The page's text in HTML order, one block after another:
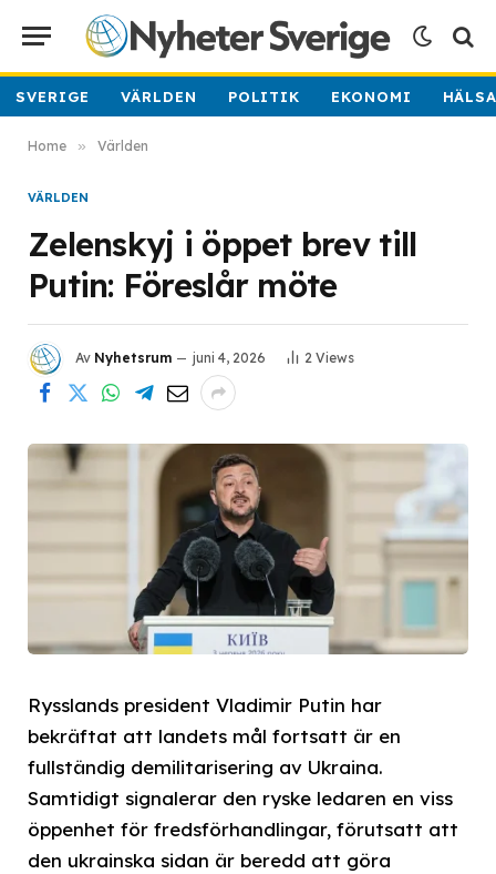
SVERIGE VÄRLDEN POLITIK EKONOMI
Home » Världen
VÄRLDEN
Zelenskyj i öppet brev till
Putin: Föreslår möte
Av Nyhetsrum juni 4, 2026 2 Views
Rysslands president Vladimir Putin har
bekräftat att landets mål fortsatt är en
fullständig demilitarisering av Ukraina.
Samtidigt signalerar den ryske ledaren en viss
öppenhet för fredsförhandlingar, förutsatt att
den ukrainska sidan är beredd att göra